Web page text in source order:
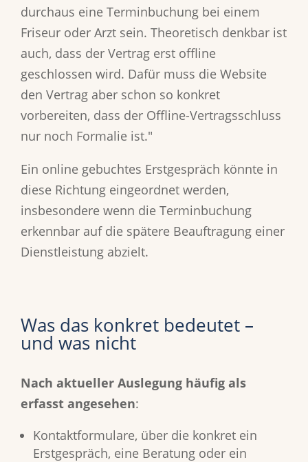
durchaus eine Terminbuchung bei einem
Friseur oder Arzt sein. Theoretisch denkbar ist
auch, dass der Vertrag erst offline
geschlossen wird. Dafür muss die Website
den Vertrag aber schon so konkret
vorbereiten, dass der Offline-Vertragsschluss
nur noch Formalie ist."
Ein online gebuchtes Erstgespräch könnte in
diese Richtung eingeordnet werden,
insbesondere wenn die Terminbuchung
erkennbar auf die spätere Beauftragung einer
Dienstleistung abzielt.
Was das konkret bedeutet –
und was nicht
Nach aktueller Auslegung häufig als
erfasst angesehen:
Kontaktformulare, über die konkret ein
Erstgespräch, eine Beratung oder ein